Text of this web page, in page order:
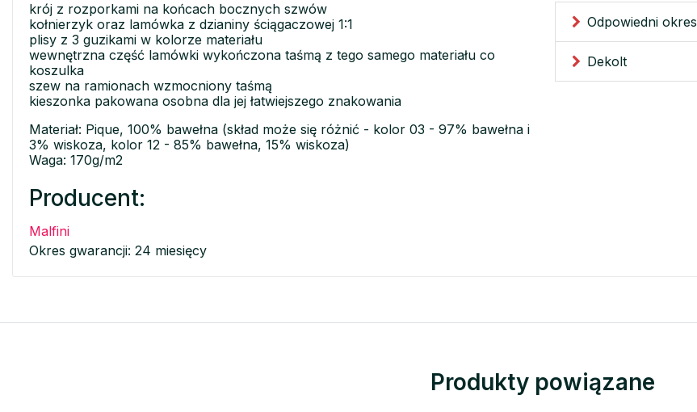
krój z rozporkami na końcach bocznych szwów
kołnierzyk oraz lamówka z dzianiny ściągaczowej 1:1
plisy z 3 guzikami w kolorze materiału
wewnętrzna część lamówki wykończona taśmą z tego samego materiału co
koszulka
szew na ramionach wzmocniony taśmą
kieszonka pakowana osobna dla jej łatwiejszego znakowania
Materiał: Pique, 100% bawełna (skład może się różnić - kolor 03 - 97% bawełna i
3% wiskoza, kolor 12 - 85% bawełna, 15% wiskoza)
Waga: 170g/m2
Producent:
Malfini
Okres gwarancji: 24 miesięcy
Odpowiedni okres
Dekolt
Produkty powiązane